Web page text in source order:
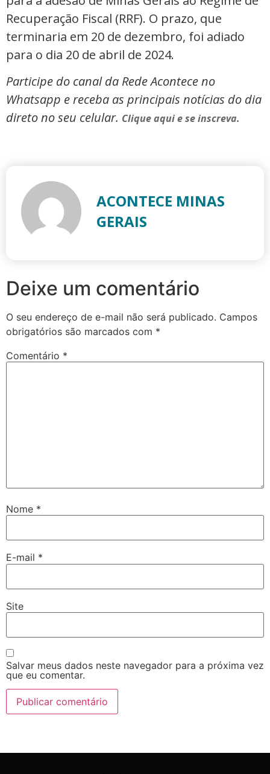
Recuperação Fiscal (RRF). O prazo, que
terminaria em 20 de dezembro, foi adiado
para o dia 20 de abril de 2024.
Participe do canal da Rede Acontece no
Whatsapp e receba as principais notícias do dia
direto no seu celular. Clique aqui e se inscreva.
ACONTECE MINAS
GERAIS
Deixe um comentário
O seu endereço de e-mail não será publicado. Campos
obrigatórios são marcados com *
Comentário *
Nome *
E-mail *
Site
Salvar meus dados neste navegador para a próxima vez
que eu comentar.